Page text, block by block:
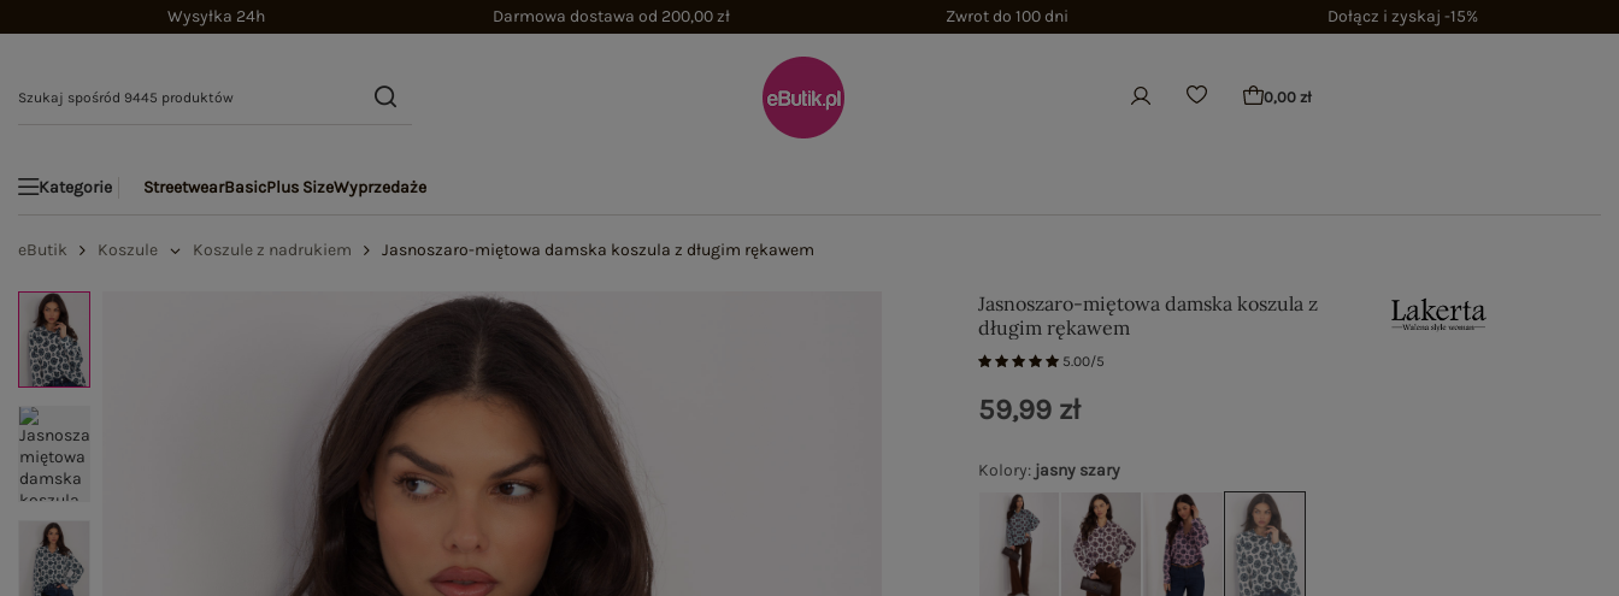
Wysyłka 24h Darmowa dostawa od 200,00 zł Zwrot do 100 dni Dołącz i zyskaj -15%
0,00 zł
Kategorie StreetwearBasicPlus SizeWyprzedaże
eButik Koszule Koszule z nadrukiem Jasnoszaro-miętowa damska koszula z długim rękawem
Jasnoszaro-miętowa damska koszula z
długim rękawem
5.00/5
Kolory: jasny szary
59,99 zł